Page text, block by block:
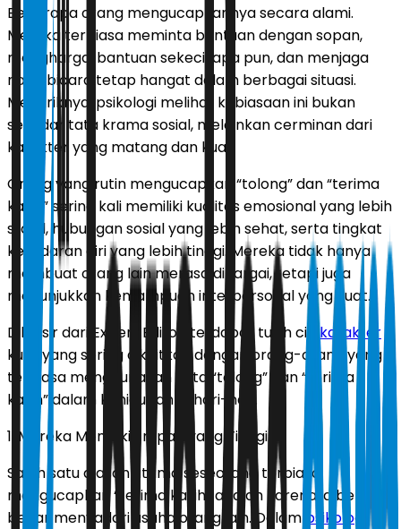
Beberapa orang mengucapkannya secara alami.
Mereka terbiasa meminta bantuan dengan sopan,
menghargai bantuan sekecil apa pun, dan menjaga
nada bicara tetap hangat dalam berbagai situasi.
Menariknya, psikologi melihat kebiasaan ini bukan
sekadar tata krama sosial, melainkan cerminan dari
karakter yang matang dan kuat.
Orang yang rutin mengucapkan “tolong” dan “terima
kasih” sering kali memiliki kualitas emosional yang lebih
stabil, hubungan sosial yang lebih sehat, serta tingkat
kesadaran diri yang lebih tinggi. Mereka tidak hanya
membuat orang lain merasa dihargai, tetapi juga
menunjukkan kemampuan interpersonal yang kuat.
Dilansir dari Expert Editor, terdapat tujuh ciri karakter
kuat yang sering dikaitkan dengan orang-orang yang
terbiasa menggunakan kata “tolong” dan “terima
kasih” dalam kehidupan sehari-hari.
1. Mereka Memiliki Empati yang Tinggi
Salah satu alasan utama seseorang terbiasa
mengucapkan “terima kasih” adalah karena ia benar-
benar menyadari usaha orang lain. Dalam psikologi , ini